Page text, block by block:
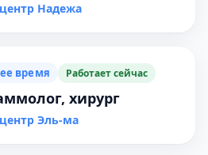
Надежа
время Работает сейчас
хирург
Эль-ма